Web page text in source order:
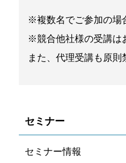
※複数名でご参加の場
※競合他社様の受講は
また、代理受講も原則
セミナー
セミナー情報